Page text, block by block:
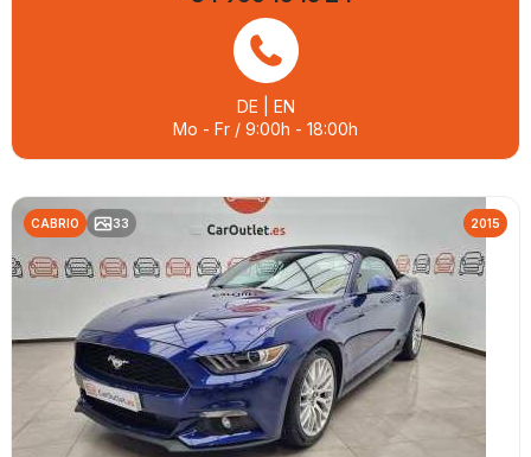
DE | EN
Mo - Fr / 9:00h - 18:00h
CABRIO 33 2015